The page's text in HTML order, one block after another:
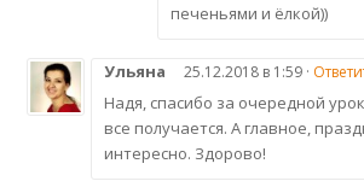
печеньями и ёлкой))
Ульяна 25.12.2018 в 1:59 ·
Надя, спасибо за очередной
все получается. А главное,
интересно. Здорово!